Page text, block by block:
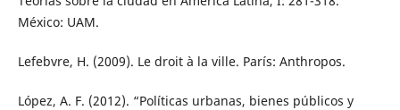
México: UAM.
Lefebvre, H. (2009). Le droit à la ville. París: Anthropos.
López, A. F. (2012). “Políticas urbanas, bienes públicos y